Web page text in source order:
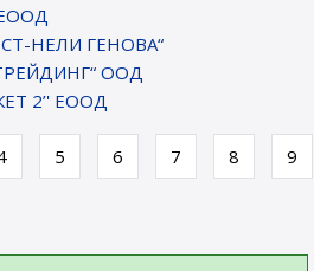
НЕЛИ ГЕНОВА“
ООД
2’' ЕООД
5 6 7 8 9